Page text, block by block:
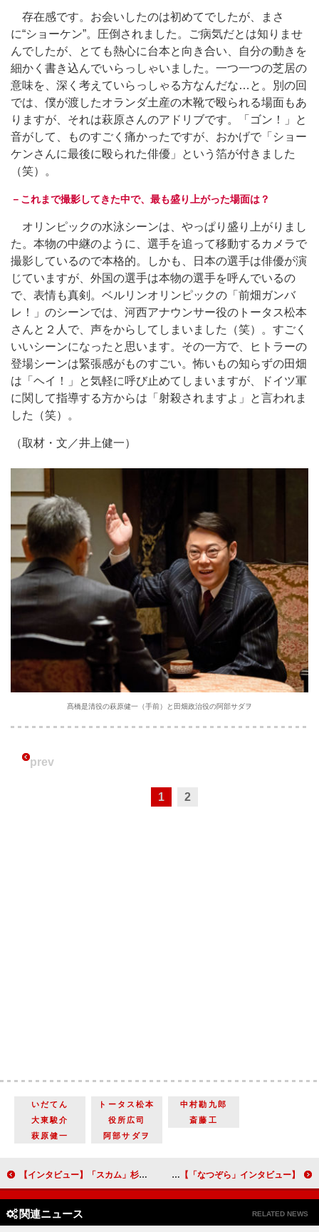
存在感です。お会いしたのは初めてでしたが、まさ
に“ショーケン”。圧倒されました。ご病気だとは知りませ
んでしたが、とても熱心に台本と向き合い、自分の動きを
細かく書き込んでいらっしゃいました。一つ一つの芝居の
意味を、深く考えていらっしゃる方なんだな…と。別の回
では、僕が渡したオランダ土産の木靴で殴られる場面もあ
りますが、それは萩原さんのアドリブです。「ゴン！」と
音がして、ものすごく痛かったですが、おかげで「ショー
ケンさんに最後に殴られた俳優」という箔が付きました
（笑）。
－これまで撮影してきた中で、最も盛り上がった場面は？
オリンピックの水泳シーンは、やっぱり盛り上がりまし
た。本物の中継のように、選手を追って移動するカメラで
撮影しているので本格的。しかも、日本の選手は俳優が演
じていますが、外国の選手は本物の選手を呼んでいるの
で、表情も真剣。ベルリンオリンピックの「前畑ガンバ
レ！」のシーンでは、河西アナウンサー役のトータス松本
さんと２人で、声をからしてしまいました（笑）。すごく
いいシーンになったと思います。その一方で、ヒトラーの
登場シーンは緊張感がものすごい。怖いもの知らずの田畑
は「ヘイ！」と気軽に呼び止めてしまいますが、ドイツ軍
に関して指導する方からは「射殺されますよ」と言われま
した（笑）。
（取材・文／井上健一）
髙橋是清役の萩原健一（手前）と田畑政治役の阿部サダヲ
prev
1 2
いだてん トータス松本
中村勘九郎
大東駿介
役所広司
斎藤工
萩原健一
阿部サダヲ
【インタビュー】「スカム」杉野遥亮「謎めいていたい…」 詐欺師役でキラキラ男子のイメージ打破と意識改革！ 徹底した役作りで丁寧に千遥を演じたい…ヒロイン・広瀬すずと事前に会わないようにしてクランクイン 清原果耶（奥原千遥）【「なつぞら」インタビュー】
関連ニュース RELATED NEWS